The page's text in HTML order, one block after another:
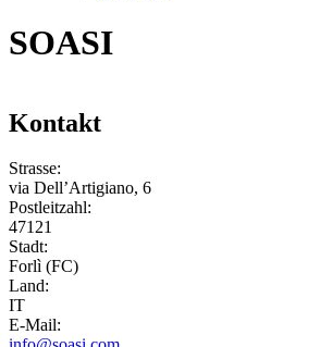
SOASI
Kontakt
Strasse:
via Dell’Artigiano, 6
Postleitzahl:
47121
Stadt:
Forlì (FC)
Land:
IT
E-Mail: